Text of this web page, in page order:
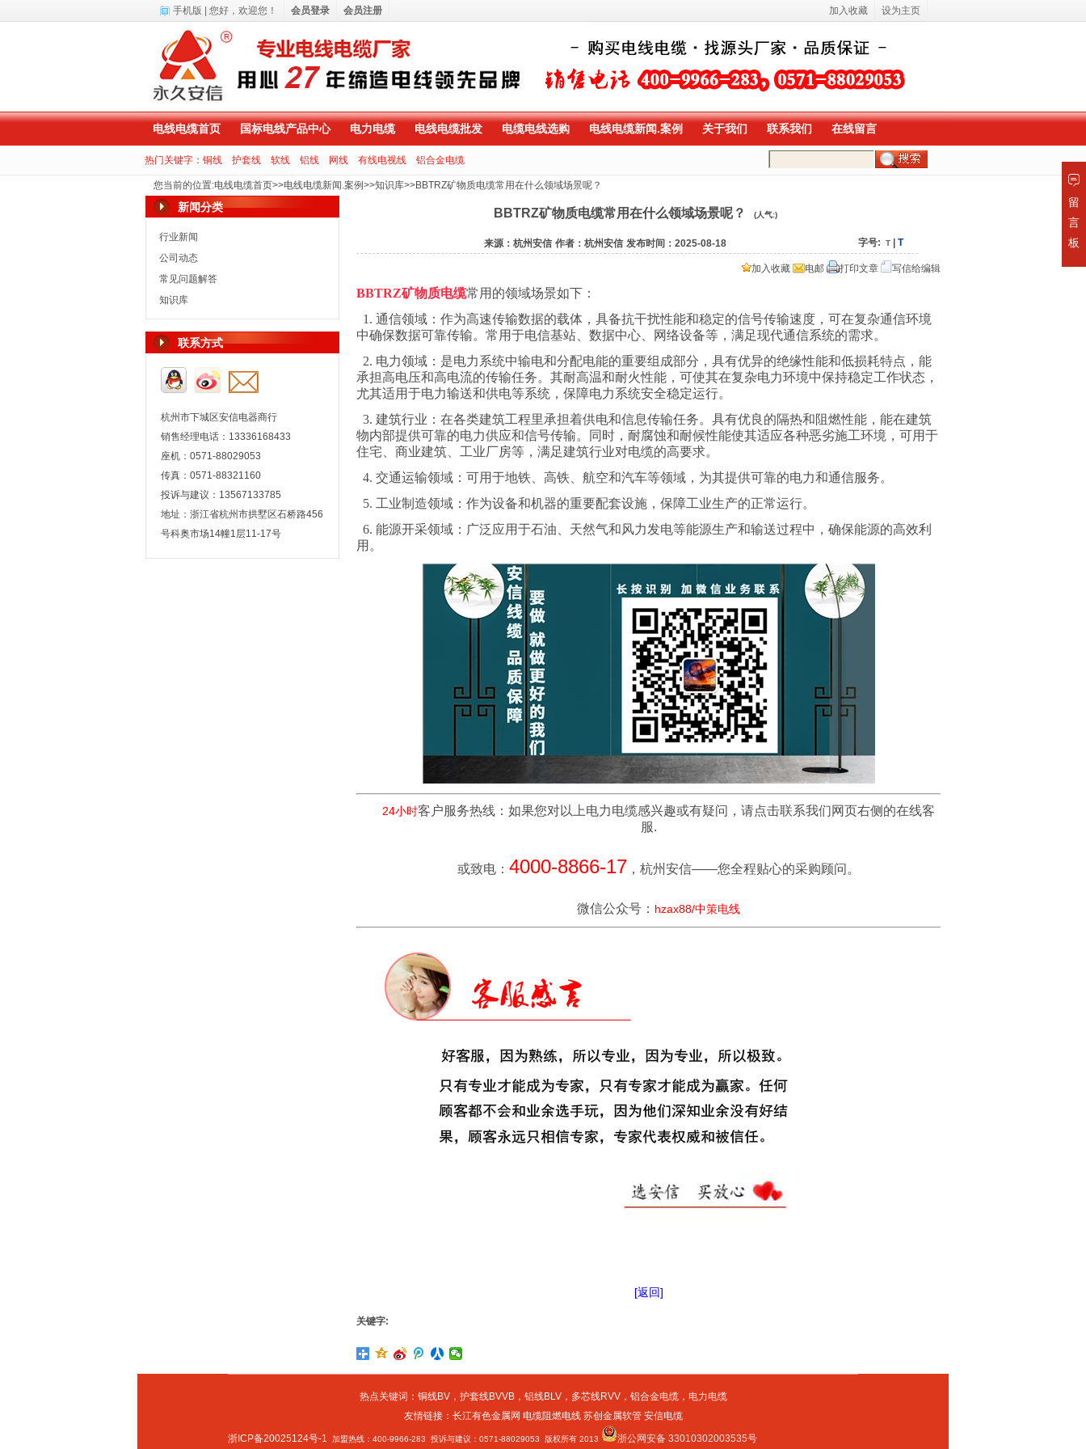
电线电缆首页 国标电线产品中心 电力电缆 电线电缆批发 电缆电线选购 电线电缆新闻.案例 关于我们 联系我们 在线留言
热门关键字： 铜线 护套线 软线 铝线 网线 有线电视线 铝合金电缆
您当前的位置:电线电缆首页>>电线电缆新闻.案例>>知识库>>BBTRZ矿物质电缆常用在什么领域场景呢？
新闻分类
行业新闻
公司动态
常见问题解答
知识库
联系方式
杭州市下城区安信电器商行
销售经理电话：13336168433
座机：0571-88029053
传真：0571-88321160
投诉与建议：13567133785
地址：浙江省杭州市拱墅区石桥路456
号科奥市场14幢1层11-17号
BBTRZ矿物质电缆常用在什么领域场景呢？ (人气:)
来源：杭州安信 作者：杭州安信 发布时间：2025-08-18 字号: T T
加入收藏 电邮 打印文章 写信给编辑
BBTRZ矿物质电缆常用的领域场景如下：
1. 通信领域：作为高速传输数据的载体，具备抗干扰性能和稳定的信号传输速度，可在复杂通信环境
中确保数据可靠传输。常用于电信基站、数据中心、网络设备等，满足现代通信系统的需求。
2. 电力领域：是电力系统中输电和分配电能的重要组成部分，具有优异的绝缘性能和低损耗特点，能
承担高电压和高电流的传输任务。其耐高温和耐火性能，可使其在复杂电力环境中保持稳定工作状态，
尤其适用于电力输送和供电等系统，保障电力系统安全稳定运行。
3. 建筑行业：在各类建筑工程里承担着供电和信息传输任务。具有优良的隔热和阻燃性能，能在建筑
物内部提供可靠的电力供应和信号传输。同时，耐腐蚀和耐候性能使其适应各种恶劣施工环境，可用于
住宅、商业建筑、工业厂房等，满足建筑行业对电缆的高要求。
4. 交通运输领域：可用于地铁、高铁、航空和汽车等领域，为其提供可靠的电力和通信服务。
5. 工业制造领域：作为设备和机器的重要配套设施，保障工业生产的正常运行。
6. 能源开采领域：广泛应用于石油、天然气和风力发电等能源生产和输送过程中，确保能源的高效利
用。
24小时客户服务热线：如果您对以上电力电缆感兴趣或有疑问，请点击联系我们网页右侧的在线客
服.
或致电： 4000-8866-17 ，杭州安信——您全程贴心的采购顾问。
微信公众号： hzax88/中策电线
[返回]
关键字:
热点关键词： 铜线BV， 护套线BVVB， 铝线BLV， 多芯线RVV， 铝合金电缆， 电力电缆
友情链接： 长江有色金属网 电缆阻燃电线 苏创金属软管 安信电缆
浙ICP备20025124号-1 加盟热线：400-9966-283 投诉与建议：0571-88029053 版权所有 2013 浙公网安备 33010302003535号
手机版 | 您好， 欢迎您！ 会员登录 会员注册 加入收藏 设为主页
留
言
板